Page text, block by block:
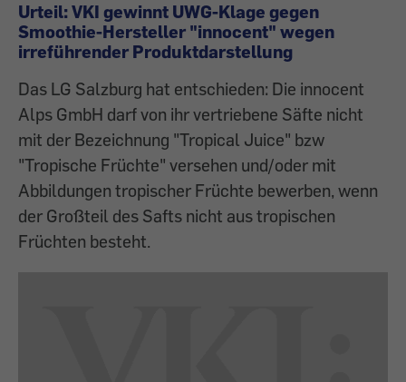
Urteil: VKI gewinnt UWG-Klage gegen
Smoothie-Hersteller "innocent" wegen
irreführender Produktdarstellung
Das LG Salzburg hat entschieden: Die innocent
Alps GmbH darf von ihr vertriebene Säfte nicht
mit der Bezeichnung "Tropical Juice" bzw
"Tropische Früchte" versehen und/oder mit
Abbildungen tropischer Früchte bewerben, wenn
der Großteil des Safts nicht aus tropischen
Früchten besteht.